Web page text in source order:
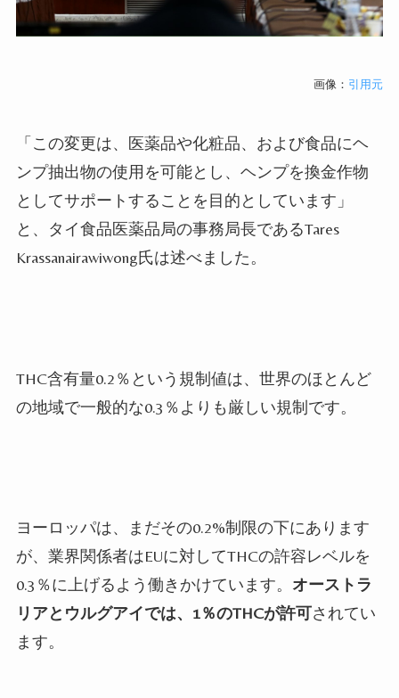
画像： 引用元
「この変更は、医薬品や化粧品、および食品にヘ
ンプ抽出物の使用を可能とし、ヘンプを換金作物
としてサポートすることを目的としています」
と、タイ食品医薬品局の事務局長であるTares
Krassanairawiwong氏は述べました。
THC含有量0.2％という規制値は、世界のほとんど
の地域で一般的な0.3 ％よりも厳しい規制です。
ヨーロッパは、まだその0.2%制限の下にあります
が、業界関係者はEUに対してTHCの許容レベルを
0.3 ％に上げるよう働きかけています。 オーストラ
リアとウルグアイでは、 1％のTHCが許可されてい
ます。